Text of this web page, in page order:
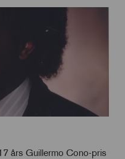
års Guillermo Cono-pris